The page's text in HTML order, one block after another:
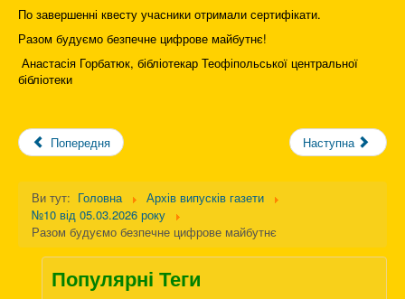
По завершенні квесту учасники отримали сертифікати.
Разом будуємо безпечне цифрове майбутнє!
Анастасія Горбатюк, бібліотекар Теофіпольської центральної
бібліотеки
Попередня Наступна
Ви тут: Головна
Архів випусків газети
№10 від 05.03.2026 року
Разом будуємо безпечне цифрове майбутнє
Популярні Теги